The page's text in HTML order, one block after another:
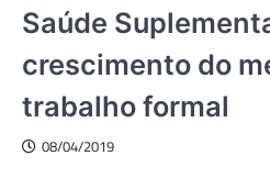
Saúde
crescimento do
trabalho formal
08/04/2019